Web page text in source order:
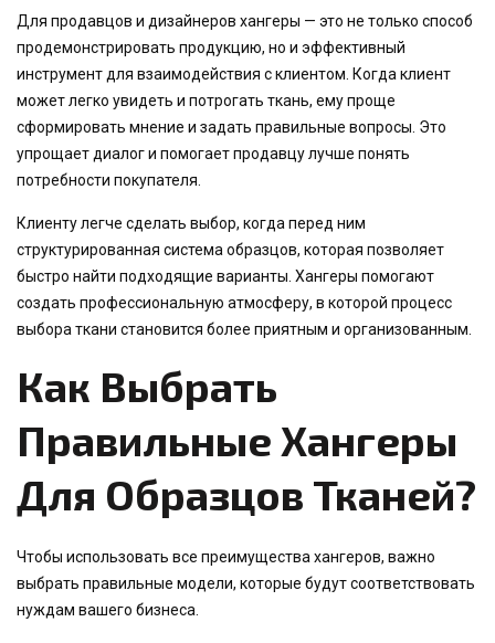
Для продавцов и дизайнеров хангеры — это не только способ
продемонстрировать продукцию, но и эффективный
инструмент для взаимодействия с клиентом. Когда клиент
может легко увидеть и потрогать ткань, ему проще
сформировать мнение и задать правильные вопросы. Это
упрощает диалог и помогает продавцу лучше понять
потребности покупателя.
Клиенту легче сделать выбор, когда перед ним
структурированная система образцов, которая позволяет
быстро найти подходящие варианты. Хангеры помогают
создать профессиональную атмосферу, в которой процесс
выбора ткани становится более приятным и организованным.
Как Выбрать
Правильные Хангеры
Для Образцов Тканей?
Чтобы использовать все преимущества хангеров, важно
выбрать правильные модели, которые будут соответствовать
нуждам вашего бизнеса.